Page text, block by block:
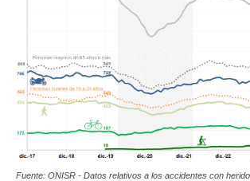
Fuente: ONISR - Datos relativos a los accidentes con